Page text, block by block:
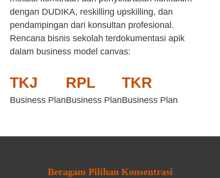
dengan DUDIKA, reskilling upskilling, dan
pendampingan dari konsultan profesional.
Rencana bisnis sekolah terdokumentasi apik
dalam business model canvas:
TKJ
Business Plan
RPL
Business Plan
TKR
Business Plan
Beragam Pilihan Konsentrasi